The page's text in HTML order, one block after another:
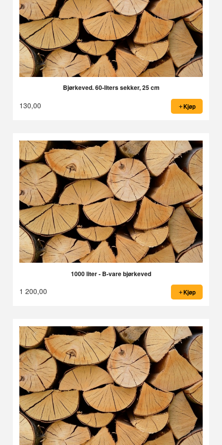
Bjørkeved. 60-liters sekker, 25 cm
130,00 Kjøp
1000 liter - B-vare bjørkeved
1 200,00 Kjøp